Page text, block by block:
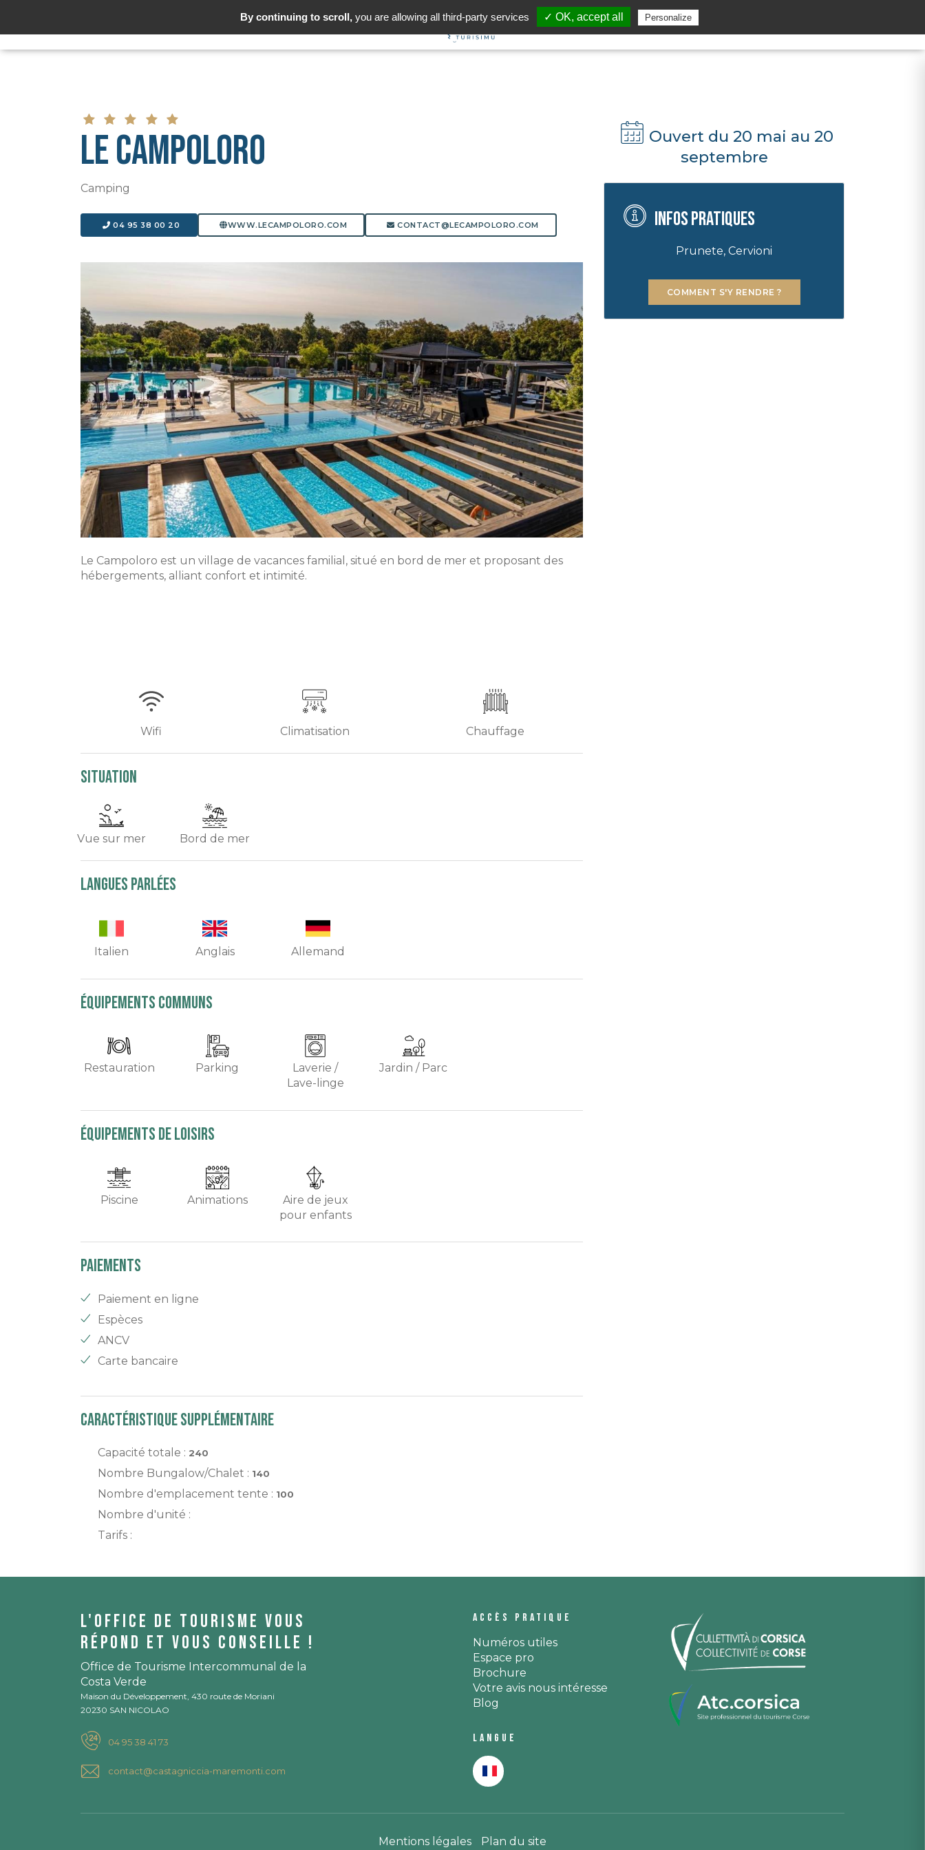
LE CAMPOLORO
Camping
04 95 38 00 20 WWW.LECAMPOLORO.COM CONTACT@LECAMPOLORO.COM
Le Campoloro est un village de vacances familial, situé en bord de mer et proposant des
hébergements, alliant confort et intimité.
Wifi Climatisation Chauffage
Situation
Vue sur mer Bord de mer
Langues parlées
Italien Anglais Allemand
équipements communs
Restauration Parking
Laverie /
Lave-linge
Jardin / Parc
équipements de loisirs
Piscine Animations
Aire de jeux
pour enfants
Paiements
Paiement en ligne
Espèces
ANCV
Carte bancaire
Caractéristique supplémentaire
Capacité totale : 240
Nombre Bungalow/Chalet : 140
Nombre d'emplacement tente : 100
Nombre d'unité :
Tarifs :
Ouvert du 20 mai au 20
septembre
Infos pratiques
Prunete, Cervioni
COMMENT S'Y RENDRE ?
L'office de tourisme vous
répond et vous conseille !
Office de Tourisme Intercommunal de la
Costa Verde
Maison du Développement, 430 route de Moriani
20230 SAN NICOLAO
04 95 38 41 73
contact@castagniccia-maremonti.com
Accès pratique
Numéros utiles
Espace pro
Brochure
Votre avis nous intéresse
Blog
Langue
Mentions légales Plan du site
By continuing to scroll, you are allowing all third-party services ✓ OK, accept all Personalize